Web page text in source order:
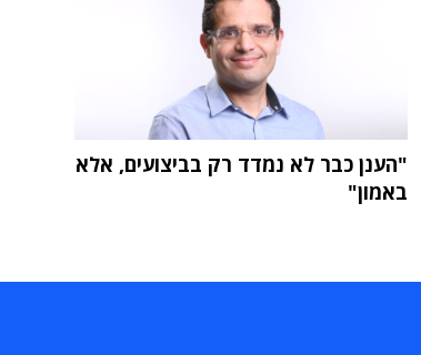
"הענן כבר לא נמדד רק בביצועים, אלא
באמון"